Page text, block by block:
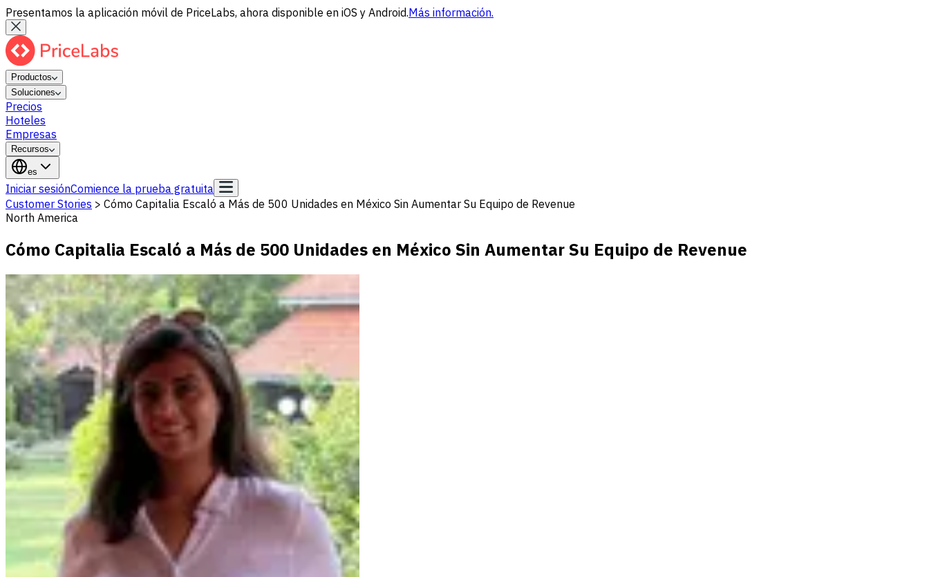
Presentamos la aplicación móvil de PriceLabs, ahora disponible en iOS y Android.Más información.
Productos
Soluciones
Precios
Hoteles
Empresas
Recursos
es
Iniciar sesiónComience la prueba gratuita
Customer Stories > Cómo Capitalia Escaló a Más de 500 Unidades en México Sin Aumentar Su Equipo de Revenue
North America
Cómo Capitalia Escaló a Más de 500 Unidades en México Sin Aumentar Su Equipo de Revenue